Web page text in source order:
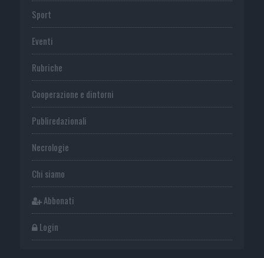
Sport
Eventi
Rubriche
Cooperazione e dintorni
Publiredazionali
Necrologie
Chi siamo
Abbonati
Login